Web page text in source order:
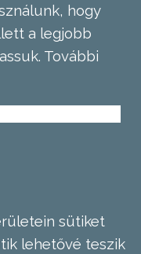
hogy
a legjobb
További
sütiket
lehetővé teszik